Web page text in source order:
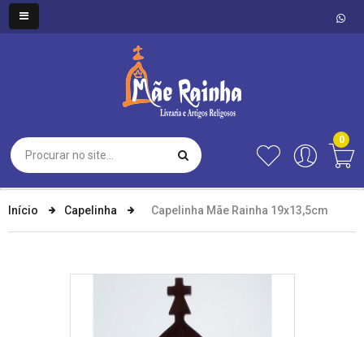
0
Início Capelinha Capelinha Mãe Rainha 19x13,5cm